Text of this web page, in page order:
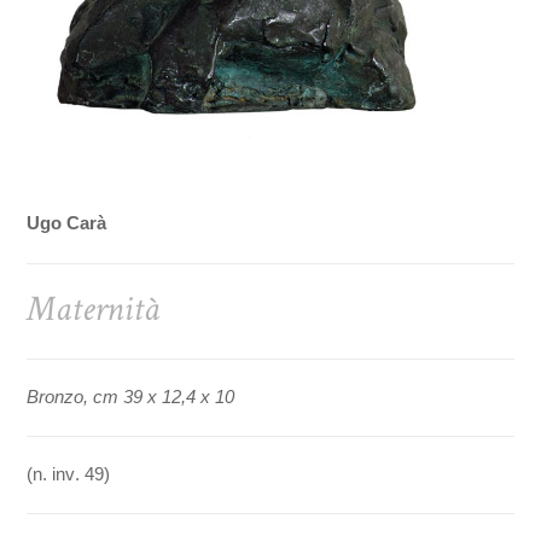
Ugo Carà
Maternità
Bronzo, cm 39 x 12,4 x 10
(n. inv. 49)